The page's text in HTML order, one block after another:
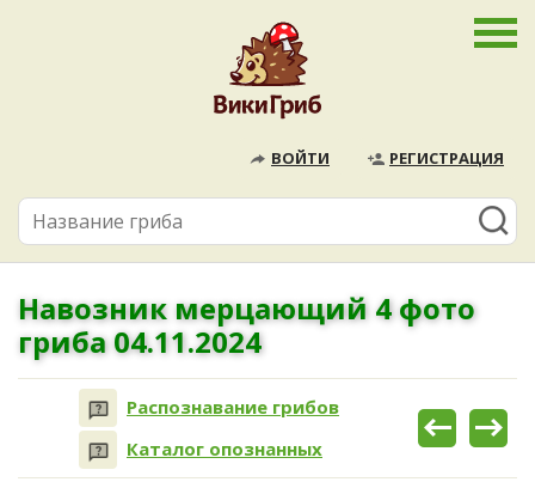
ВОЙТИ РЕГИСТРАЦИЯ
Навозник мерцающий 4 фото
гриба 04.11.2024
Распознавание грибов
Каталог опознанных